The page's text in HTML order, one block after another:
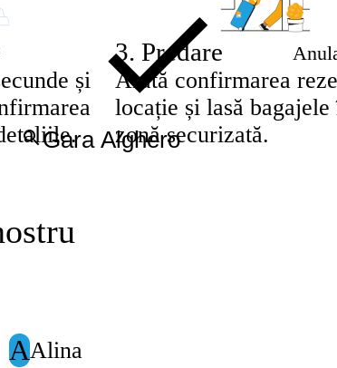
și
3. Predare
Arată confirmarea
locație și lasă
zonă securizată.
AAlina